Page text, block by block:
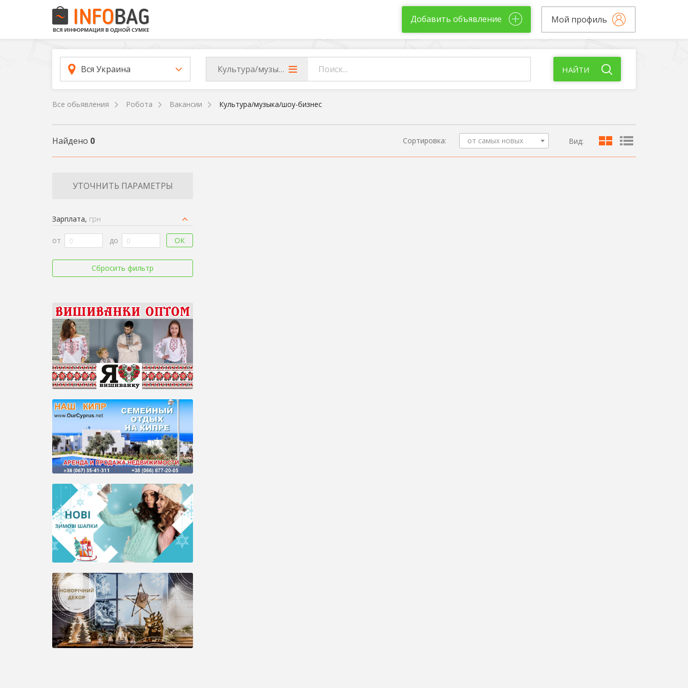
Добавить объявление Мой профиль
Вся Украина Культура/музыка/шоу-бизнес НАЙТИ
Все обьявления Робота Вакансии Культура/музыка/шоу-бизнес
Найдено 0 Сортировка: от самых новых Вид:
УТОЧНИТЬ ПАРАМЕТРЫ
Зарплата, грн
от до ОК
Сбросить фильтр